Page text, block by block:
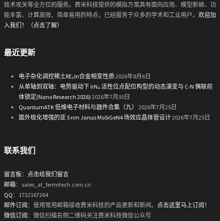
技术攻关等全方位的服务。费米科技提供的模拟方案具有面向应用、模型新颖、功
能丰富、计算高效、简单易用的特点，已经服务于众多的学术和工业用户。 欢迎加
入我们！（点击了解）
最近更新
电子杂化调控稀土RE₂In合金相变性质2026年8月6日
从单轴到双轴：电势驱动下 IrN₄ 活性位点配位构型的动态演变与 C-N 偶联前
体锁定(Nano Research 2026) 2026年7月30日
QuantumATK 低维电子材料与器件合集（九）
2026年7月25日
面外极化增强的亚 5 nm Janus MoSiGeN4 场效应晶体管设计2026年7月25日
联系我们
留言板 ： 点击给我们留言
邮箱：sales_at_fermitech.com.cn
QQ ：1732167264
邮件订阅 ：使用常用邮箱接收费米科技的产品更新和新闻。 点击这里马上订阅！
微信订阅 ：微信扫描右侧二维码关注费米科技微信公众号